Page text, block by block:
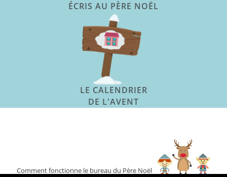
ÉCRIS AU PÈRE NOËL
LE CALENDRIER
DE L'AVENT
Comment fonctionne le bureau du Père Noël